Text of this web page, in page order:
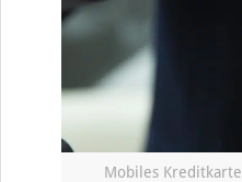
Mobiles